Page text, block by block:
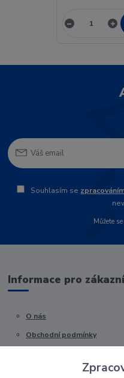
Souhlasím se
Můžete
Informace pro
O nás
Obchodní podmínky